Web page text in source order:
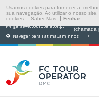
Usamos cookies para fornecer a
sua navegação. Ao utilizar o nosso
cookies.
Saber Mais Fechar
geral@fctouroperator.pt (chamada
Navegar para FatimaCaminhos PT